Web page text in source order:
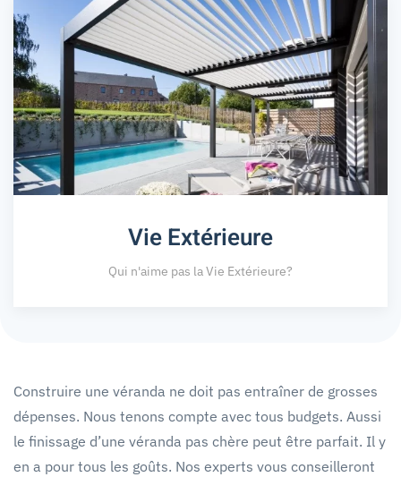
Vie Extérieure
Qui n'aime pas la Vie Extérieure?
Construire une véranda ne doit pas entraîner de grosses
dépenses. Nous tenons compte avec tous budgets. Aussi
le finissage d’une véranda pas chère peut être parfait. Il y
en a pour tous les goûts. Nos experts vous conseilleront